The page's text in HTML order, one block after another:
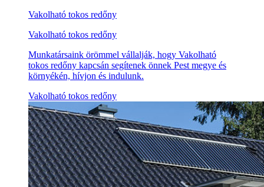
Vakolható tokos redőny
Vakolható tokos redőny
Munkatársaink örömmel vállalják, hogy Vakolható
tokos redőny kapcsán segítenek önnek Pest megye és
környékén, hívjon és indulunk.
Vakolható tokos redőny